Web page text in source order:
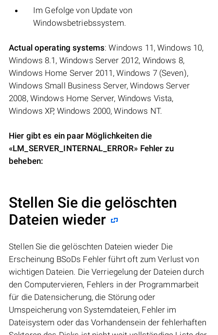
Im Gefolge von Update von
Windowsbetriebssystem.
Actual operating systems: Windows 11, Windows 10,
Windows 8.1, Windows Server 2012, Windows 8,
Windows Home Server 2011, Windows 7 (Seven),
Windows Small Business Server, Windows Server
2008, Windows Home Server, Windows Vista,
Windows XP, Windows 2000, Windows NT.
Hier gibt es ein paar Möglichkeiten die
«LM_SERVER_INTERNAL_ERROR» Fehler zu
beheben:
Stellen Sie die gelöschten
Dateien wieder
Stellen Sie die gelöschten Dateien wieder Die
Erscheinung BSoDs Fehler führt oft zum Verlust von
wichtigen Dateien. Die Verriegelung der Dateien durch
den Computervieren, Fehlers in der Programmarbeit
für die Datensicherung, die Störung oder
Umspeicherung von Systemdateien, Fehler im
Dateisystem oder das Vorhandensein der fehlerhaften